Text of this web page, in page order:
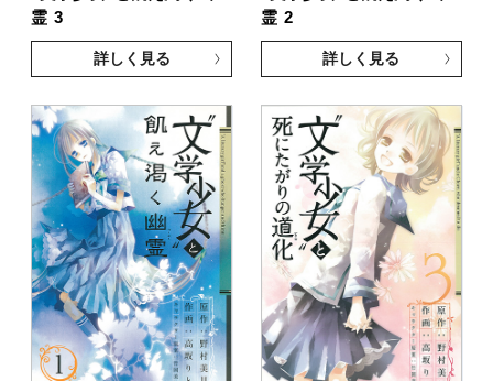
霊 3
詳しく見る
霊 2
詳しく見る